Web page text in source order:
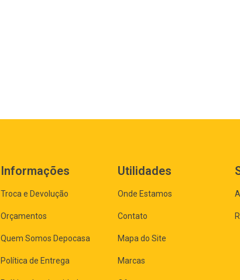
Informações
Troca e Devolução
Orçamentos
Quem Somos Depocasa
Política de Entrega
Utilidades
Onde Estamos
Contato
Mapa do Site
Marcas